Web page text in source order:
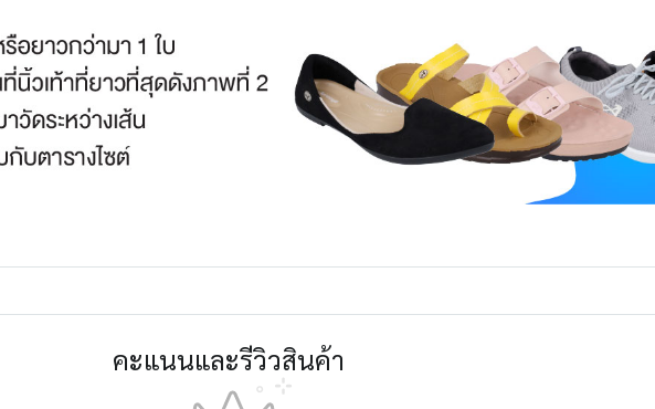
คะแนนและรีวิวสินค้า